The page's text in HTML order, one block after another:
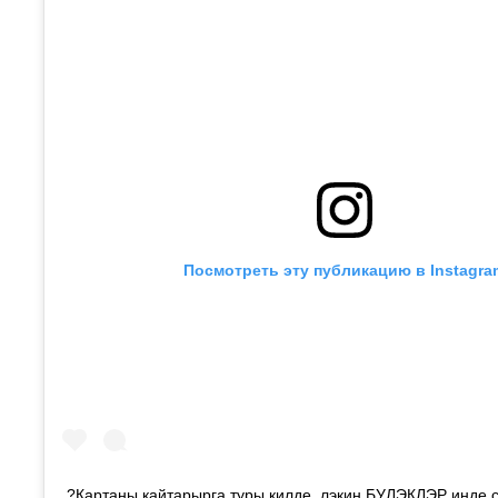
Посмотреть эту публикацию в
?Картаны кайтарырга туры килде, лэкин БУЛЭКЛЭР инде